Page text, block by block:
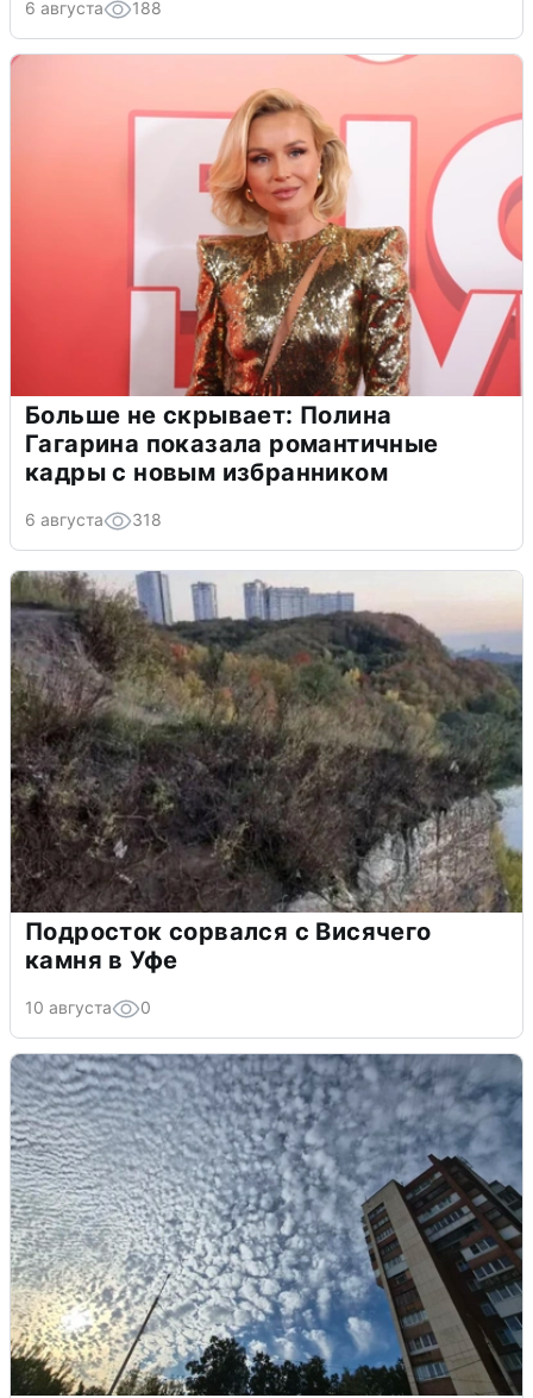
6 августа 188
Больше не скрывает: Полина
Гагарина показала романтичные
кадры с новым избранником
6 августа 318
Подросток сорвался с Висячего
камня в Уфе
10 августа 0